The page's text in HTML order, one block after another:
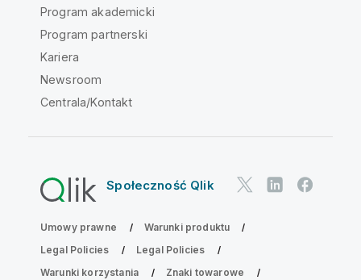
Program akademicki
Program partnerski
Kariera
Newsroom
Centrala/Kontakt
Społeczność Qlik
Umowy prawne
Warunki produktu
Legal Policies
Legal Policies
Warunki korzystania
Znaki towarowe